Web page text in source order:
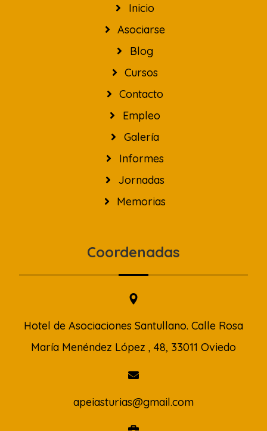
Inicio
Asociarse
Blog
Cursos
Contacto
Empleo
Galería
Informes
Jornadas
Memorias
Coordenadas
Hotel de Asociaciones Santullano. Calle Rosa
María Menéndez López , 48, 33011 Oviedo
apeiasturias@gmail.com